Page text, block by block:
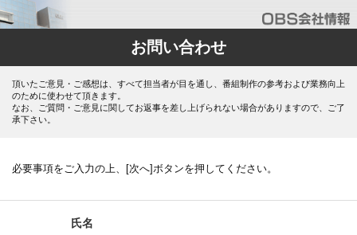
お問い合わせ
頂いたご意見・ご感想は、すべて担当者が目を通し、番組制作の参考および業務向上
のために使わせて頂きます。
なお、ご質問・ご意見に関してお返事を差し上げられない場合がありますので、ご了
承下さい。
必要事項をご入力の上、[次へ]ボタンを押してください。
氏名